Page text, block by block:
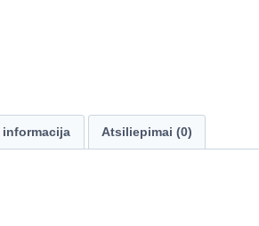
informacija Atsiliepimai (0)